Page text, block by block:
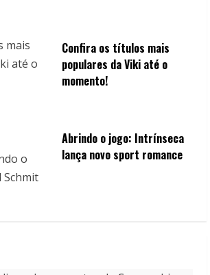
Confira os títulos mais
populares da Viki até o
momento!
Abrindo o jogo: Intrínseca
lança novo sport romance